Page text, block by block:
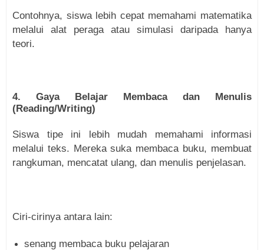
Contohnya, siswa lebih cepat memahami matematika
melalui alat peraga atau simulasi daripada hanya
teori.
4. Gaya Belajar Membaca dan Menulis
(Reading/Writing)
Siswa tipe ini lebih mudah memahami informasi
melalui teks. Mereka suka membaca buku, membuat
rangkuman, mencatat ulang, dan menulis penjelasan.
Ciri-cirinya antara lain:
senang membaca buku pelajaran